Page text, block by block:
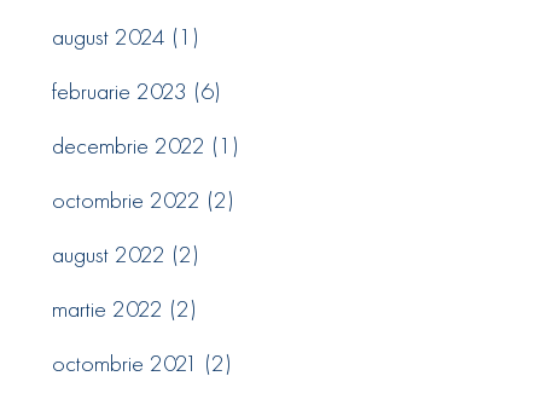
august 2024 (1)
februarie 2023 (6)
decembrie 2022 (1)
octombrie 2022 (2)
august 2022 (2)
martie 2022 (2)
octombrie 2021 (2)